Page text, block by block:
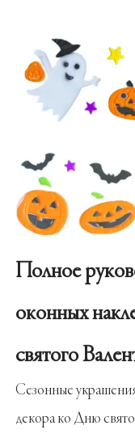
Полное
оконных
святого
Сезонные
декора ко Дню